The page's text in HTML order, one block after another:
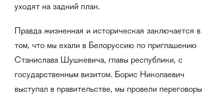
уходят на задний план.
Правда жизненная и историческая заключается в
том, что мы ехали в Белоруссию по приглашению
Станислава Шушкевича, главы республики, с
государственным визитом. Борис Николаевич
выступал в правительстве, мы провели переговоры